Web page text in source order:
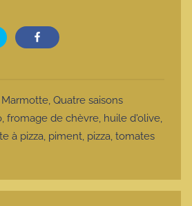
, Quatre saisons
, fromage de chèvre, huile d'olive,
à pizza, piment, pizza, tomates